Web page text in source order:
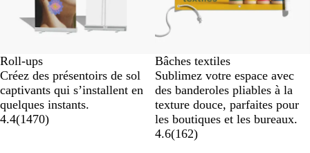
Roll-ups
Créez des présentoirs de sol
captivants qui s’installent en
quelques instants.
4.4(1470)
Bâches textiles
Sublimez votre espace avec
des banderoles pliables à la
texture douce, parfaites pour
les boutiques et les bureaux.
4.6(162)